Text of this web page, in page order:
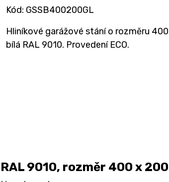
Kód: GSSB400200GL
Hliníkové garážové stání o rozměru
bílá RAL 9010. Provedení ECO.
9010, rozměr 400 x